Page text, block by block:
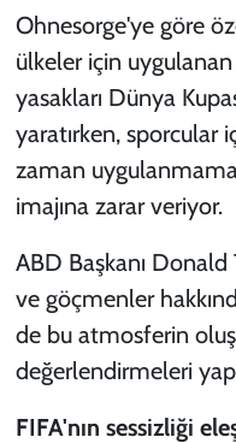
Ohnesorge'ye göre
ülkeler için uygulanan
yasakları Dünya
yaratırken, sporcular
zaman
imajına zarar veriyor.
ABD Başkanı
ve göçmenler
de bu atmosferin
değerlendirmeleri
FIFA'nın sessizliği